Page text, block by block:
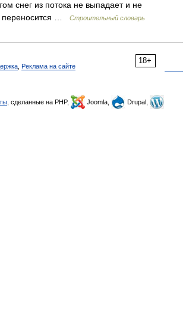
снег из потока не выпадает и не
переносится …
Строительный словарь
18+
Реклама на сайте
, сделанные на PHP, Joomla,
Drupal,